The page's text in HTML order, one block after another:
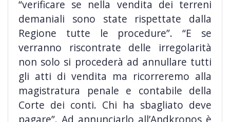
“verificare se nella vendita dei terreni
demaniali sono state rispettate dalla
Regione tutte le procedure”. “E se
verranno riscontrate delle irregolarità
non solo si procederà ad annullare tutti
gli atti di vendita ma ricorreremo alla
magistratura penale e contabile della
Corte dei conti. Chi ha sbagliato deve
pagare”. Ad annunciarlo all’Andkronos è